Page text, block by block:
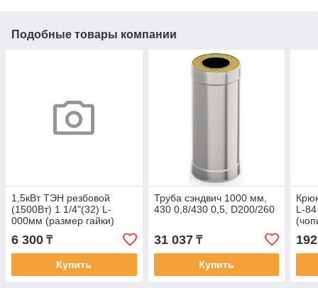
Подобные товары компании
1,5кВт ТЭН резбовой
(1500Вт) 1 1/4"(32) L-
000мм (размер гайки)
6 300 ₸
Купить
Труба сэндвич 1000 мм,
430 0,8/430 0,5, D200/260
31 037₸
Купить
L-
192